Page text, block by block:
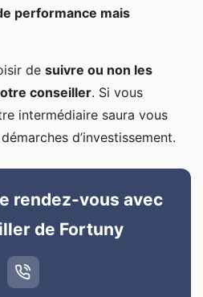
performance mais
de suivre ou non les
conseiller. Si vous
intermédiaire saura vous
d’investissement.
rendez-vous avec
de Fortuny